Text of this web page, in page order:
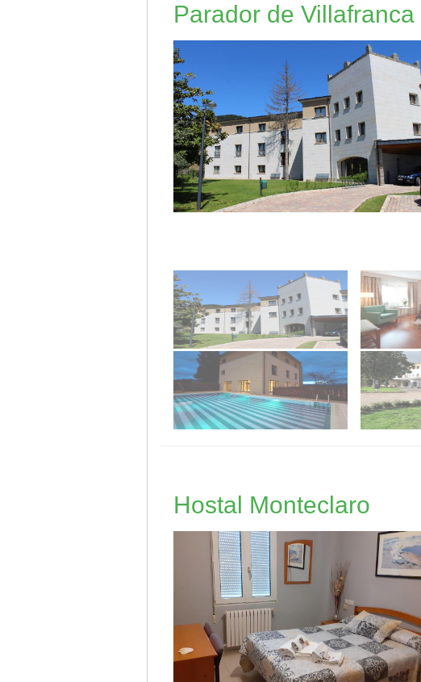
Parador de
Hostal Monteclaro